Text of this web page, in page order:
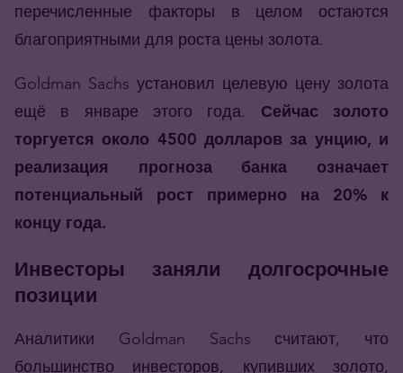
перечисленные факторы в целом остаются
благоприятными для роста цены золота.
Goldman Sachs установил целевую цену золота
ещё в январе этого года. Сейчас золото
торгуется около 4500 долларов за унцию, и
реализация прогноза банка означает
потенциальный рост примерно на 20% к
концу года.
Инвесторы заняли долгосрочные
позиции
Аналитики Goldman Sachs считают, что
большинство инвесторов, купивших золото,